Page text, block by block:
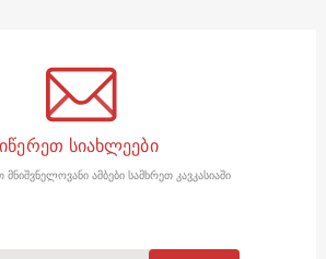
სიახლეები
მნიშვნელოვანი ამბები სამხრეთ კავკასიაში